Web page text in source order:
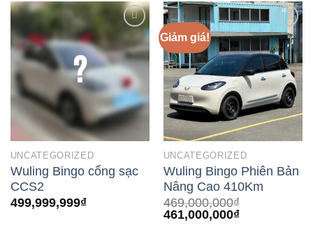
Add to
wishlist
UNCATEGORIZED
Wuling Bingo cổng sạc
CCS2
499,999,999₫
Giảm giá!
Add to
wishlist
UNCATEGORIZED
Wuling Bingo Phiên Bản
Nâng Cao 410Km
469,000,000₫
Giá
461,000,000₫Giá